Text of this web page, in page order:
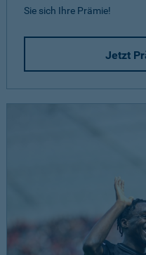
Sie sich Ihre Prämie!
Jetzt